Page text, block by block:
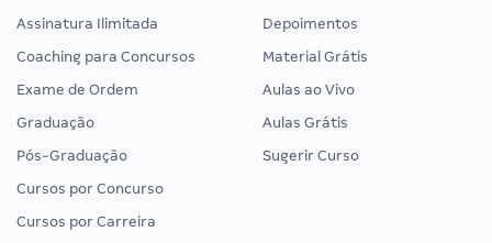
Assinatura Ilimitada
Coaching para Concursos
Exame de Ordem
Graduação
Pós-Graduação
Cursos por Concurso
Cursos por Carreira
Depoimentos
Material Grátis
Aulas ao Vivo
Aulas Grátis
Sugerir Curso